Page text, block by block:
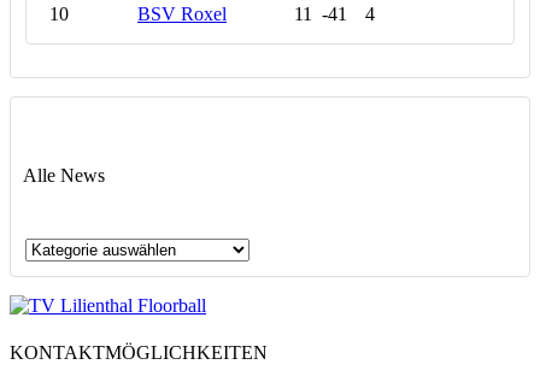
10
BSV Roxel 11 -41 4
Alle News
Alle
KONTAKTMÖGLICHKEITEN